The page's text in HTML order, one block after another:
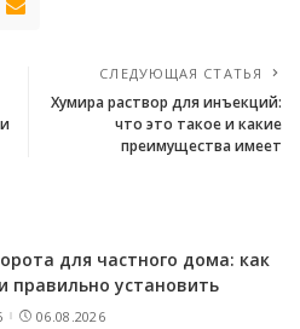
СЛЕДУЮЩАЯ СТАТЬЯ
Хумира раствор для инъекций:
что это такое и какие
преимущества имеет
для частного дома: как
правильно установить
06.08.2026